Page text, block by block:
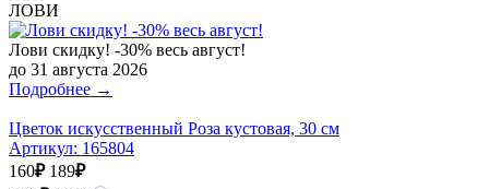
ЛОВИ
Лови скидку! -30% весь август!
до 31 августа 2026
Подробнее →
Цветок искусственный Роза кустовая, 30 см
Артикул: 165804
160₽ 189₽